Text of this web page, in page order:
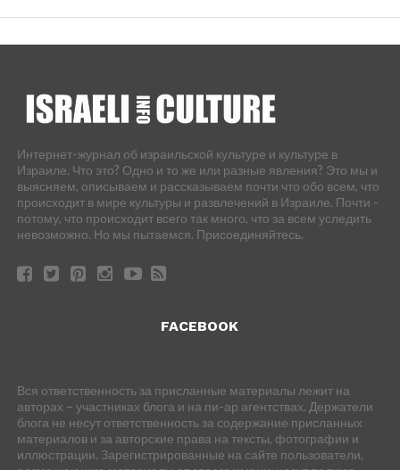
Интернет-журнал об израильской культуре и культуре в
Израиле. Что это? Одно и то же или разные явления? Это мы и
выясняем, описываем и рассказываем почти что обо всем, что
происходит в мире культуры и развлечений в Израиле. Почти -
потому, что происходит всего так много, что за всем уследить
невозможно. Но мы пытаемся. Присоединяйтесь.
FACEBOOK
Вся ответственность за присланные материалы лежит на
авторах – участниках блога и на пи-ар агентствах. Держатели
блога не несут ответственность за содержание присланных
материалов и за авторские права на тексты, фотографии и
иллюстрации. Зарегистрированные на сайте пользователи,